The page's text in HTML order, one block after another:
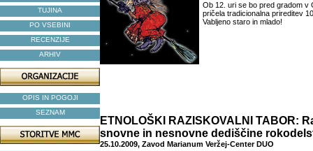
TUJINA
PO VSEBINI
RECENZIJE
ARHIV
OPIS IN POGOJI
SEZNAM
Ob 12. uri se bo pred gradom v
pričela tradicionalna prireditev
Vabljeno staro in mlado!
ETNOLOŠKI RAZISKOVALNI TABOR:
snovne in nesnovne dediščine
25.10.2009, Zavod Marianum Veržej-Center DUO